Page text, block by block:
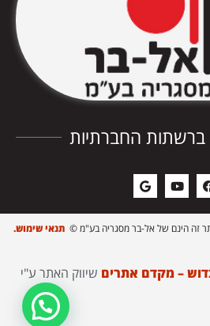
ברשתות החברתיות
זה הינם של אל-בר מסגריה בע"מ © תנאי שימוש.
– מקדם אתרים שיווק האתר ע"י